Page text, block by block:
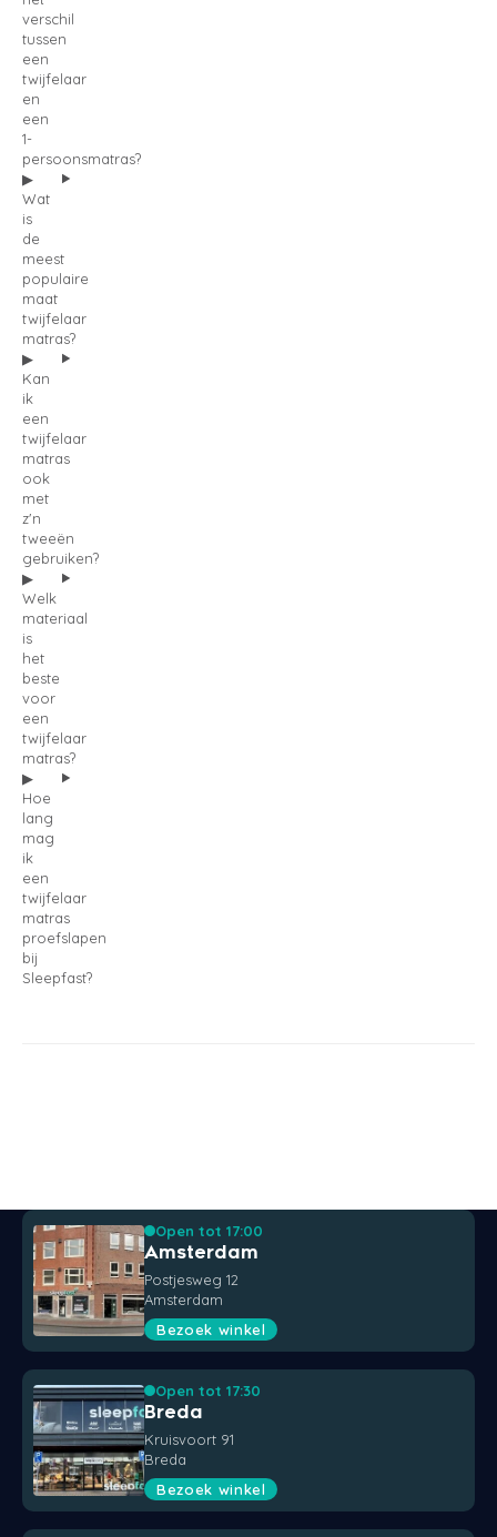
verschil
tussen
een
twijfelaar
en
een
1-
persoonsmatras?
Wat
is
de
meest
populaire
maat
twijfelaar
matras?
Kan
ik
een
twijfelaar
matras
ook
met
z'n
tweeën
gebruiken?
Welk
materiaal
is
het
beste
voor
een
twijfelaar
matras?
Hoe
lang
mag
ik
een
twijfelaar
matras
proefslapen
bij
Sleepfast?
Open tot 17:00
Amsterdam
Postjesweg 12
Amsterdam
Bezoek winkel
Open tot 17:30
Breda
Kruisvoort 91
Breda
Bezoek winkel